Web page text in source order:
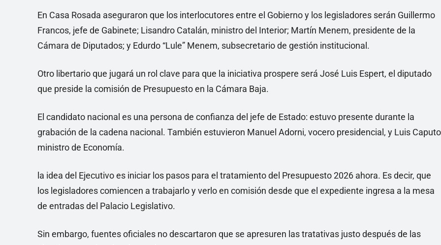
En Casa Rosada aseguraron que los interlocutores entre el Gobierno y los legisladores serán Guillermo
Francos, jefe de Gabinete; Lisandro Catalán, ministro del Interior; Martín Menem, presidente de la
Cámara de Diputados; y Edurdo “Lule” Menem, subsecretario de gestión institucional.
Otro libertario que jugará un rol clave para que la iniciativa prospere será José Luis Espert, el diputado
que preside la comisión de Presupuesto en la Cámara Baja.
El candidato nacional es una persona de confianza del jefe de Estado: estuvo presente durante la
grabación de la cadena nacional. También estuvieron Manuel Adorni, vocero presidencial, y Luis
ministro de Economía.
la idea del Ejecutivo es iniciar los pasos para el tratamiento del Presupuesto 2026 ahora. Es decir, que
los legisladores comiencen a trabajarlo y verlo en comisión desde que el expediente ingresa a la mesa
de entradas del Palacio Legislativo.
Sin embargo, fuentes oficiales no descartaron que se apresuren las tratativas justo después de las